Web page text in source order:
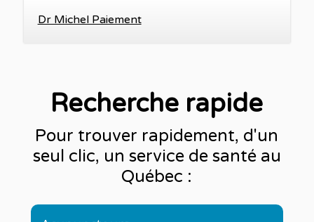
Dr Michel Paiement
Recherche rapide
Pour trouver rapidement, d'un
seul clic, un service de santé au
Québec :